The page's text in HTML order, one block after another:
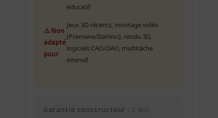
éducatif
⚠️ Non
adapté
pour
Jeux 3D récents, montage vidéo
(Premiere/DaVinci), rendu 3D,
logiciels CAO/DAO, multitâche
intensif
Garantie constructeur : 2 ans